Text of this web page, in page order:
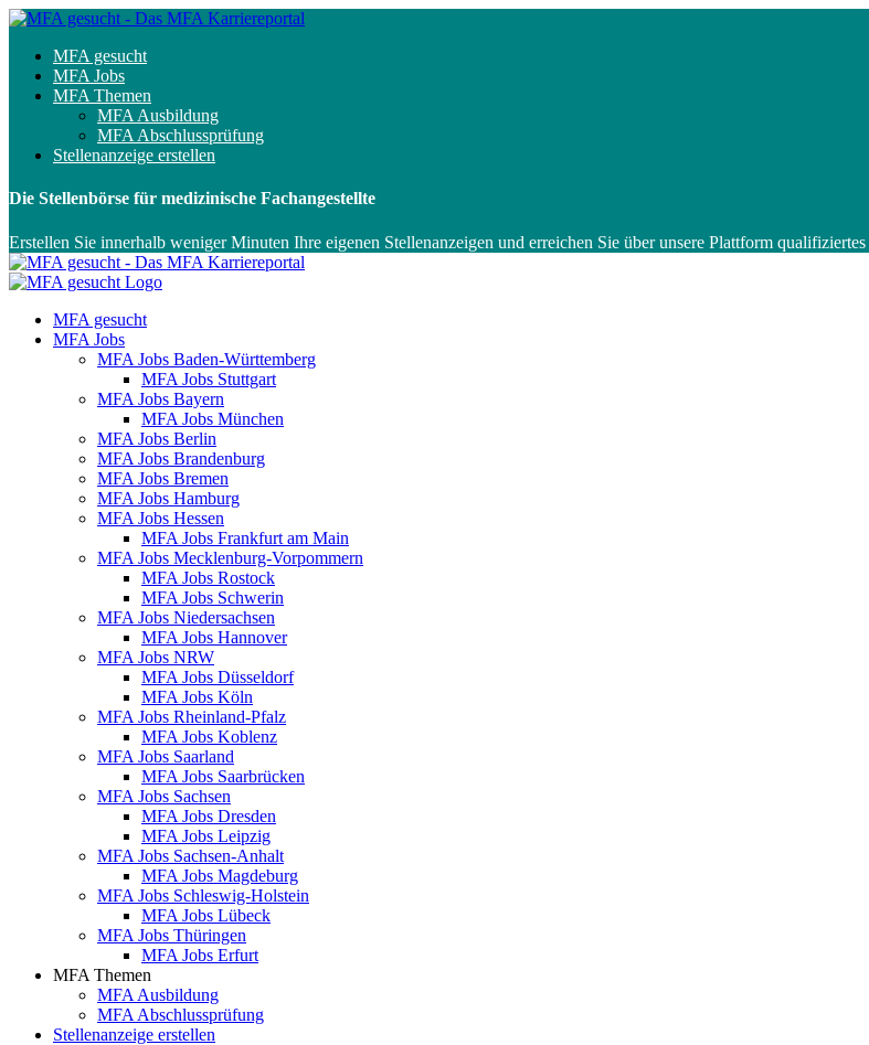
MFA gesucht
MFA Jobs
MFA Themen
MFA Ausbildung
MFA Abschlussprüfung
Stellenanzeige erstellen
Die Stellenbörse für medizinische Fachangestellte
Erstellen Sie innerhalb weniger Minuten Ihre eigenen Stellenanzeigen und erreichen Sie über unsere Plattform
MFA gesucht
MFA Jobs
MFA Jobs Baden-Württemberg
MFA Jobs Stuttgart
MFA Jobs Bayern
MFA Jobs München
MFA Jobs Berlin
MFA Jobs Brandenburg
MFA Jobs Bremen
MFA Jobs Hamburg
MFA Jobs Hessen
MFA Jobs Frankfurt am Main
MFA Jobs Mecklenburg-Vorpommern
MFA Jobs Rostock
MFA Jobs Schwerin
MFA Jobs Niedersachsen
MFA Jobs Hannover
MFA Jobs NRW
MFA Jobs Düsseldorf
MFA Jobs Köln
MFA Jobs Rheinland-Pfalz
MFA Jobs Koblenz
MFA Jobs Saarland
MFA Jobs Saarbrücken
MFA Jobs Sachsen
MFA Jobs Dresden
MFA Jobs Leipzig
MFA Jobs Sachsen-Anhalt
MFA Jobs Magdeburg
MFA Jobs Schleswig-Holstein
MFA Jobs Lübeck
MFA Jobs Thüringen
MFA Jobs Erfurt
MFA Themen
MFA Ausbildung
MFA Abschlussprüfung
Stellenanzeige erstellen